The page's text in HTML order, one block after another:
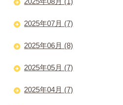
2025年07月 (7)
2025年06月 (8)
2025年05月 (7)
2025年04月 (7)